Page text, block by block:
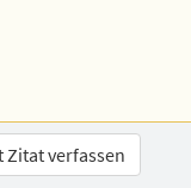
verfassen